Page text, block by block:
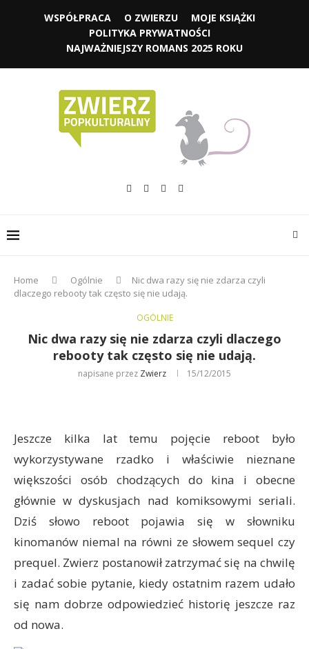
WSPÓŁPRACA O ZWIERZU
MOJE KSIĄŻKI
POLITYKA PRYWATNOŚCI
NAJWAŻNIEJSZY ROMANS 2025 ROKU
Home Ogólnie
Nic dwa razy się nie zdarza czyli
dlaczego rebooty tak często się nie udają.
OGÓLNIE
Nic dwa razy się nie zdarza czyli dlaczego
rebooty tak często się nie udają.
napisane przez Zwierz 15/12/2015
Jeszcze kilka lat temu pojęcie reboot było
wykorzystywane rzadko i właściwie nieznane
większości osób chodzących do kina i obecne
głównie w dyskusjach nad komiksowymi seriali.
Dziś słowo reboot pojawia się w słowniku
kinomanów niemal na równi ze słowem sequel czy
prequel. Zwierz postanowił zatrzymać się na chwilę
i zadać sobie pytanie, kiedy ostatnim razem udało
się nam dobrze odpowiedzieć historię jeszcze raz
od nowa.